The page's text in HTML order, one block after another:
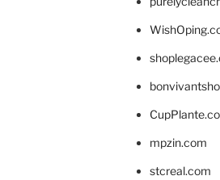
mpzin.com
stcreal.com